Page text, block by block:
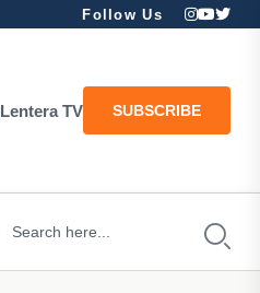
Follow Us
Lentera TV SUBSCRIBE